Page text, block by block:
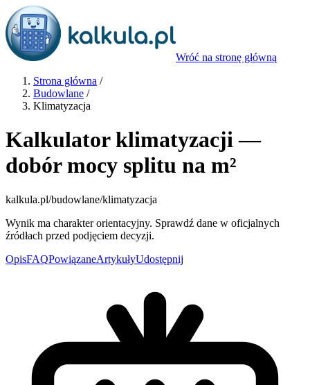
Wróć na stronę główną
Strona główna /
Budowlane /
Klimatyzacja
Kalkulator klimatyzacji —
dobór mocy splitu na m²
kalkula.pl/budowlane/klimatyzacja
Wynik ma charakter orientacyjny. Sprawdź dane w oficjalnych
źródłach przed podjęciem decyzji.
OpisFAQPowiązaneArtykułyUdostępnij